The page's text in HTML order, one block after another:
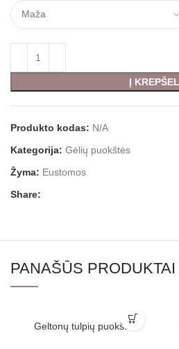
Į
Produkto kodas: N/A
Kategorija: Gėlių puokštės
Žyma: Eustomos
Share:
PANAŠŪS PRODUKTAI
Geltonų tulpių puokštė